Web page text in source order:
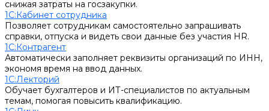
снижая затраты на госзакупки.
1С:Кабинет сотрудника
Позволяет сотрудникам самостоятельно запрашивать
справки, отпуска и видеть свои данные без участия HR.
1С:Контрагент
Автоматически заполняет реквизиты организаций по ИНН,
экономя время на ввод данных.
1С:Лекторий
Обучает бухгалтеров и ИТ-специалистов по актуальным
темам, помогая повысить квалификацию.